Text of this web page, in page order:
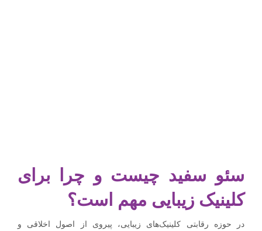
سئو سفید چیست و چرا برای
کلینیک زیبایی مهم است؟
در حوزه رقابتی کلینیک‌های زیبایی، پیروی از اصول اخلاقی و